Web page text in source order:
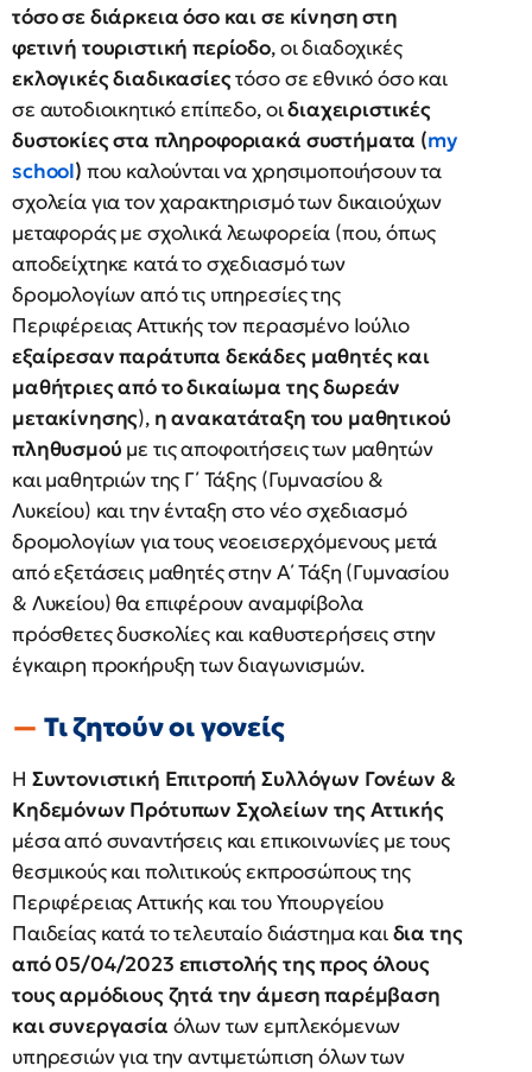
τόσο σε διάρκεια όσο και σε κίνηση στη
φετινή τουριστική περίοδο, οι διαδοχικές
εκλογικές διαδικασίεςτόσο σε εθνικό όσο και
σε αυτοδιοικητικό επίπεδο, οιδιαχειριστικές
δυστοκίες στα πληροφοριακά συστήματα (my
school) που καλούνται να χρησιμοποιήσουν τα
σχολεία για τον χαρακτηρισμό των δικαιούχων
μεταφοράς με σχολικά λεωφορεία (που, όπως
αποδείχτηκε κατά το σχεδιασμό των
δρομολογίων από τις υπηρεσίες της
Περιφέρειας Αττικής τον περασμένο Ιούλιο
εξαίρεσαν παράτυπα δεκάδες μαθητές και
μαθήτριες από το δικαίωμα της δωρεάν
μετακίνησης), ηανακατάταξη του μαθητικού
πληθυσμού με τις αποφοιτήσεις των μαθητών
και μαθητριών της Γ΄ Τάξης (Γυμνασίου &
Λυκείου) και την ένταξη στο νέο σχεδιασμό
δρομολογίων για τους νεοεισερχόμενους μετά
από εξετάσεις μαθητές στην Α΄ Τάξη (Γυμνασίου
& Λυκείου) θα επιφέρουν αναμφίβολα
πρόσθετες δυσκολίες και καθυστερήσεις στην
έγκαιρη προκήρυξη των διαγωνισμών.
Τι ζητούν οι γονείς
Η Συντονιστική Επιτροπή Συλλόγων Γονέων &
Κηδεμόνων Πρότυπων Σχολείων της Αττικής
μέσα από συναντήσεις και επικοινωνίες με τους
θεσμικούς και πολιτικούς εκπροσώπους της
Περιφέρειας Αττικής και του Υπουργείου
Παιδείας κατά το τελευταίο διάστημα καιδια της
από 05/04/2023 επιστολής της προς όλους
τους αρμόδιουςζητά την άμεση παρέμβαση
και συνεργασία όλων των εμπλεκόμενων
υπηρεσιών για την αντιμετώπιση όλων των